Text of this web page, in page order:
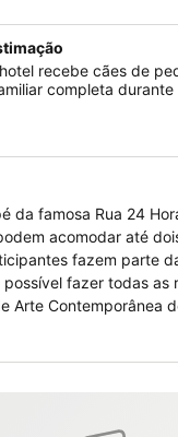
recebe cães de
completa durante
da famosa Rua 24
Público. Já até o